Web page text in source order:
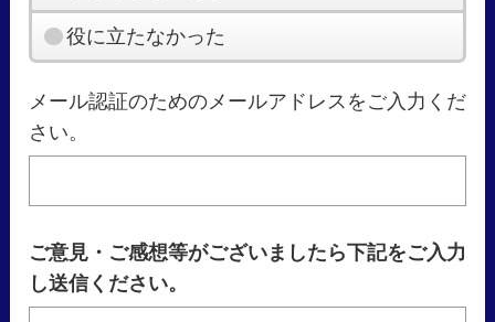
役に立たなかった
メール認証のためのメールアドレスをご入力くだ
さい。
ご意見・ご感想等がございましたら下記をご入力
し送信ください。